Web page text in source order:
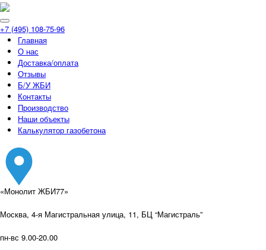
+7 (495) 108-75-96
Главная
О нас
Доставка/оплата
Отзывы
Б/У ЖБИ
Контакты
Производство
Наши объекты
Калькулятор газобетона
«Монолит ЖБИ77»
Москва, 4-я Магистральная улица, 11, ​БЦ “Магистраль”
пн-вс 9.00-20.00